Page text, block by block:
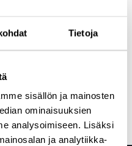
Tietoja
sisällön ja mainosten
ominaisuuksien
analysoimiseen. Lisäksi
ja analytiikka-
IT Operations, KONE
expert based in Finland.
automation and AI, he turns
measurable wins.